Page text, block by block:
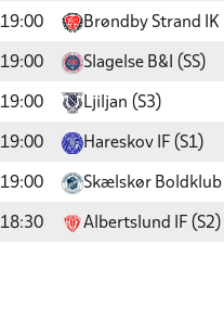
19:00 Brøndby Strand IK
19:00 Slagelse B&I (SS)
19:00 Ljiljan (S3)
19:00 Hareskov IF (S1)
19:00 Skælskør
18:30 Albertslund IF (S2)